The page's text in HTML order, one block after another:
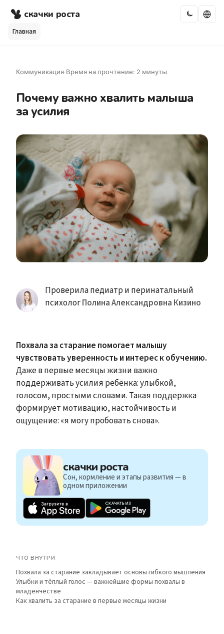
скачки роста
Главная
Коммуникация·Время на прочтение: 2 минуты
Почему важно хвалить малыша
за усилия
Проверила педиатр и перинатальный
психологПолина Александровна Кизино
Похвала за старание помогает малышу
чувствовать уверенность и интерес к обучению.
Даже в первые месяцы жизни важно
поддерживать усилия ребёнка: улыбкой,
голосом, простыми словами. Такая поддержка
формирует мотивацию, настойчивость и
ощущение: «я могу пробовать снова».
скачки роста
Сон, кормление и этапы развития — в
одном приложении
ЧТО ВНУТРИ
Похвала за старание закладывает основы гибкого мышления
Улыбки и тёплый голос — важнейшие формы похвалы в
младенчестве
Как хвалить за старание в первые месяцы жизни